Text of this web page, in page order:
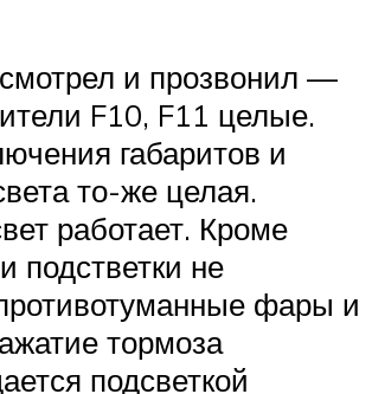
и прозвонил —
F10, F11 целые.
габаритов и
то-же целая.
работает. Кроме
подстветки не
фары и
тормоза
подсветкой